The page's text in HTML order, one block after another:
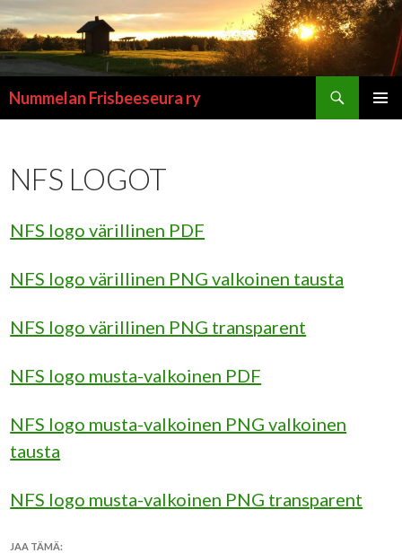
Nummelan Frisbeeseura ry
NFS LOGOT
NFS logo värillinen PDF
NFS logo värillinen PNG valkoinen tausta
NFS logo värillinen PNG transparent
NFS logo musta-valkoinen PDF
NFS logo musta-valkoinen PNG valkoinen
tausta
NFS logo musta-valkoinen PNG transparent
JAA TÄMÄ: